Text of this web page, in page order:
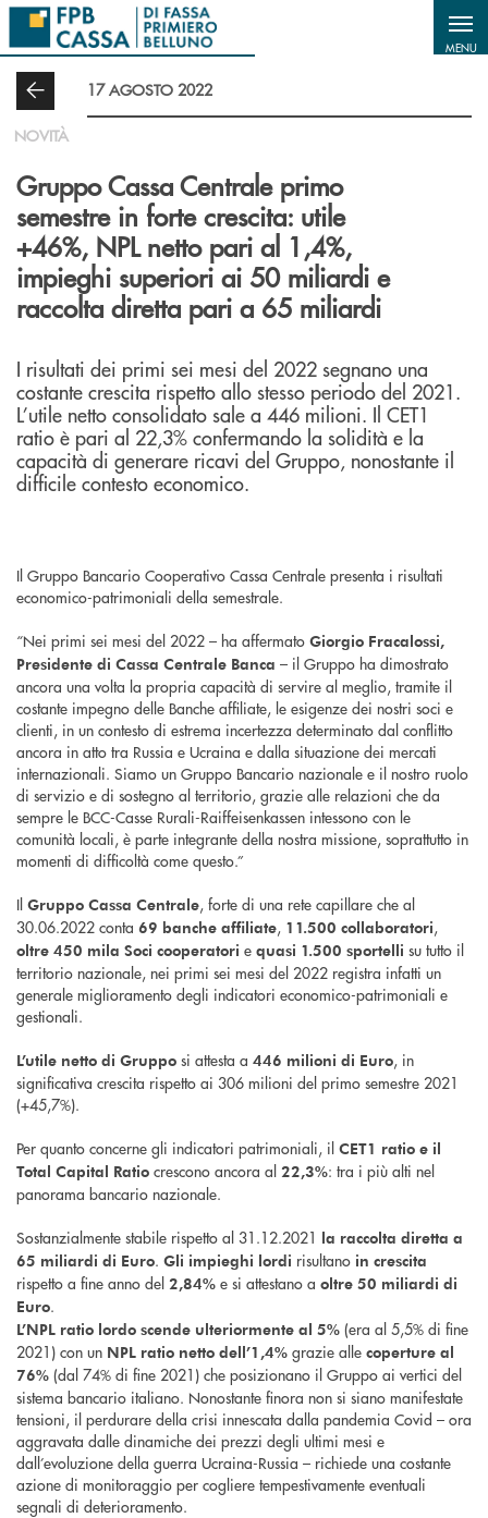
Salta al contenuto principale
MENU
17 AGOSTO 2022
NOVITÀ
Gruppo Cassa Centrale primo
semestre in forte crescita: utile
+46%, NPL netto pari al 1,4%,
impieghi superiori ai 50 miliardi e
raccolta diretta pari a 65 miliardi
I risultati dei primi sei mesi del 2022 segnano una
costante crescita rispetto allo stesso periodo del 2021.
L’utile netto consolidato sale a 446 milioni. Il CET1
ratio è pari al 22,3% confermando la solidità e la
capacità di generare ricavi del Gruppo, nonostante il
difficile contesto economico.
Il Gruppo Bancario Cooperativo Cassa Centrale presenta i risultati
economico-patrimoniali della semestrale.
“Nei primi sei mesi del 2022 – ha affermato Giorgio Fracalossi,
Presidente di Cassa Centrale Banca – il Gruppo ha dimostrato
ancora una volta la propria capacità di servire al meglio, tramite il
costante impegno delle Banche affiliate, le esigenze dei nostri soci e
clienti, in un contesto di estrema incertezza determinato dal conflitto
ancora in atto tra Russia e Ucraina e dalla situazione dei mercati
internazionali. Siamo un Gruppo Bancario nazionale e il nostro ruolo
di servizio e di sostegno al territorio, grazie alle relazioni che da
sempre le BCC-Casse Rurali-Raiffeisenkassen intessono con le
comunità locali, è parte integrante della nostra missione, soprattutto in
momenti di difficoltà come questo.”
Il Gruppo Cassa Centrale, forte di una rete capillare che al
30.06.2022 conta 69 banche affiliate, 11.500 collaboratori,
oltre 450 mila Soci cooperatori e quasi 1.500 sportelli su tutto il
territorio nazionale, nei primi sei mesi del 2022 registra infatti un
generale miglioramento degli indicatori economico-patrimoniali e
gestionali.
L’utile netto di Gruppo si attesta a 446 milioni di Euro, in
significativa crescita rispetto ai 306 milioni del primo semestre 2021
(+45,7%).
Per quanto concerne gli indicatori patrimoniali, il CET1 ratio e il
Total Capital Ratio crescono ancora al 22,3%: tra i più alti nel
panorama bancario nazionale.
Sostanzialmente stabile rispetto al 31.12.2021 la raccolta diretta a
65 miliardi di Euro. Gli impieghi lordi risultano in crescita
rispetto a fine anno del 2,84% e si attestano a oltre 50 miliardi di
Euro.
L’NPL ratio lordo scende ulteriormente al 5% (era al 5,5% di fine
2021) con un NPL ratio netto dell’1,4% grazie alle coperture al
76% (dal 74% di fine 2021) che posizionano il Gruppo ai vertici del
sistema bancario italiano. Nonostante finora non si siano manifestate
tensioni, il perdurare della crisi innescata dalla pandemia Covid – ora
aggravata dalle dinamiche dei prezzi degli ultimi mesi e
dall’evoluzione della guerra Ucraina-Russia – richiede una costante
azione di monitoraggio per cogliere tempestivamente eventuali
segnali di deterioramento.